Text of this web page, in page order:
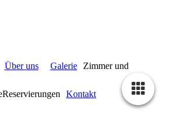
Über uns Galerie Zimmer und
Kontakt